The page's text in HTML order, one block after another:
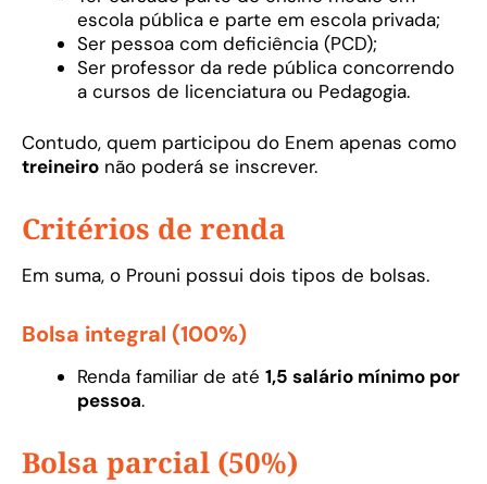
escola pública e parte em escola privada;
Ser pessoa com deficiência (PCD);
Ser professor da rede pública concorrendo
a cursos de licenciatura ou Pedagogia.
Contudo, quem participou do Enem apenas como
treineiro não poderá se inscrever.
Critérios de renda
Em suma, o Prouni possui dois tipos de bolsas.
Bolsa integral (100%)
Renda familiar de até 1,5 salário mínimo por
pessoa.
Bolsa parcial (50%)